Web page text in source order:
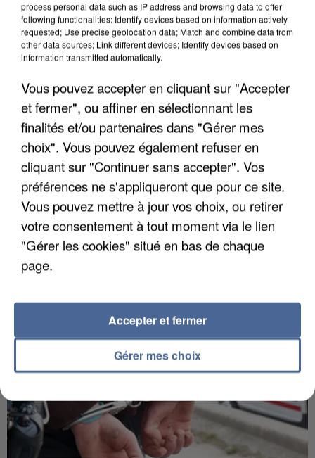
APRÈS TOUTES CES CANICULES, LES REFUGES
DE FAUNE SAUVAGE SONT...
process personal data such as IP address and browsing data to offer
following functionalities: Identify devices based on information actively
requested; Use precise geolocation data; Match and combine data from
other data sources; Link different devices; Identify devices based on
information transmitted automatically.
Vous pouvez accepter en cliquant sur "Accepter
et fermer", ou affiner en sélectionnant les
finalités et/ou partenaires dans "Gérer mes
choix". Vous pouvez également refuser en
cliquant sur "Continuer sans accepter". Vos
préférences ne s'appliqueront que pour ce site.
Vous pouvez mettre à jour vos choix, ou retirer
votre consentement à tout moment via le lien
"Gérer les cookies" situé en bas de chaque
page.
Gérer mes choix
Accepter et fermer